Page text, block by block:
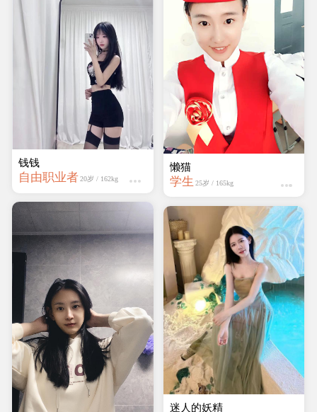
钱钱
自由职业者 20岁 / 162kg
懒猫
学生 25岁 / 165kg
迷人的妖精